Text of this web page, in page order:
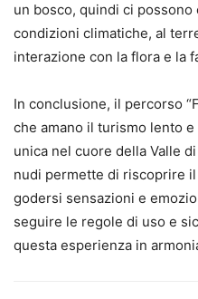
un bosco, quindi ci
condizioni climatiche, al
interazione con la flora e la
In conclusione, il percorso
che amano il turismo lento
unica nel cuore della Valle
nudi permette di riscoprire
godersi sensazioni e
seguire le regole di uso e
questa esperienza in